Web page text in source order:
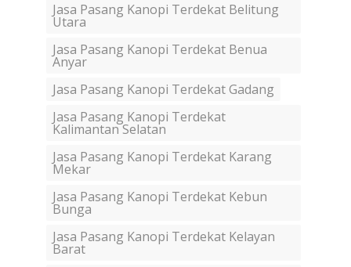
Jasa Pasang Kanopi Terdekat Belitung
Utara
Jasa Pasang Kanopi Terdekat Benua
Anyar
Jasa Pasang Kanopi Terdekat Gadang
Jasa Pasang Kanopi Terdekat
Kalimantan Selatan
Jasa Pasang Kanopi Terdekat Karang
Mekar
Jasa Pasang Kanopi Terdekat Kebun
Bunga
Jasa Pasang Kanopi Terdekat Kelayan
Barat